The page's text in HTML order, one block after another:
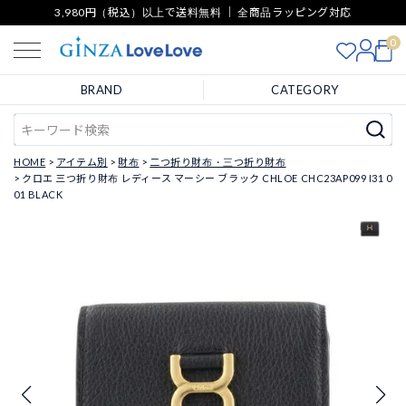
3,980円（税込）以上で送料無料 ｜ 全商品ラッピング対応
0
BRAND CATEGORY
HOME アイテム別 財布
二つ折り財布・三つ折り財布
クロエ 三つ折り財布 レディース マーシー ブラック CHLOE CHC23AP099 I31 0
01 BLACK